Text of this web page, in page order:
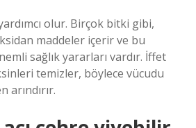
olur. Birçok bitki gibi,
maddeler içerir ve bu
sağlık yararları vardır. İffet
temizler, böylece vücudu
arındırır.